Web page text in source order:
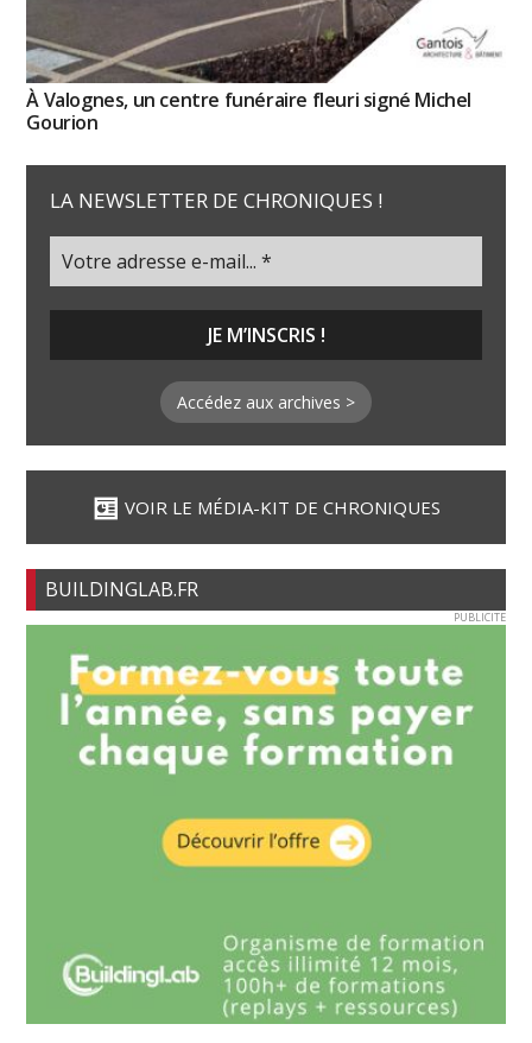
À Valognes, un centre funéraire fleuri signé Michel
Gourion
LA NEWSLETTER DE CHRONIQUES !
Accédez aux archives >
VOIR LE MÉDIA-KIT DE CHRONIQUES
BUILDINGLAB.FR
PUBLICITE